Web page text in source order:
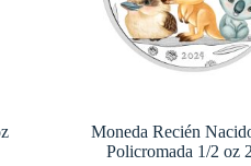
Moneda Recién
Policromada 1/2 oz